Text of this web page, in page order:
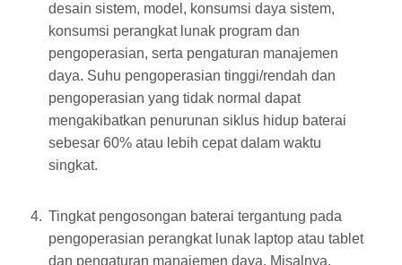
desain sistem, model, konsumsi daya sistem,
konsumsi perangkat lunak program dan
pengoperasian, serta pengaturan manajemen
daya. Suhu pengoperasian tinggi/rendah dan
pengoperasian yang tidak normal dapat
mengakibatkan penurunan siklus hidup baterai
sebesar 60% atau lebih cepat dalam waktu
singkat.
Tingkat pengosongan baterai tergantung pada
pengoperasian perangkat lunak laptop atau tablet
dan pengaturan manajemen daya. Misalnya,